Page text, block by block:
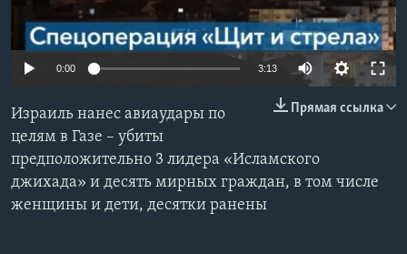
Learning English
Языки
0:00 3:13
Прямая ссылка
Израиль нанес авиаудары по
целям в Газе – убиты
предположительно 3 лидера «Исламского
джихада» и десять мирных граждан, в том числе
женщины и дети, десятки ранены